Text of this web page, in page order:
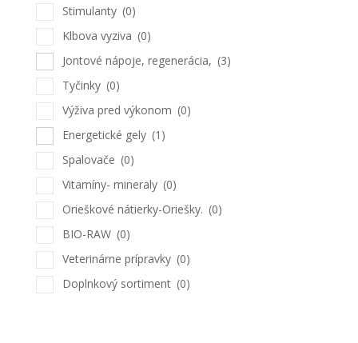
Stimulanty (0)
Klbova vyziva (0)
Jontové nápoje, regenerácia, (3)
Tyčinky (0)
Výživa pred výkonom (0)
Energetické gely (1)
Spalovače (0)
Vitamíny- mineraly (0)
Orieškové nátierky-Oriešky. (0)
BIO-RAW (0)
Veterinárne prípravky (0)
Doplnkový sortiment (0)